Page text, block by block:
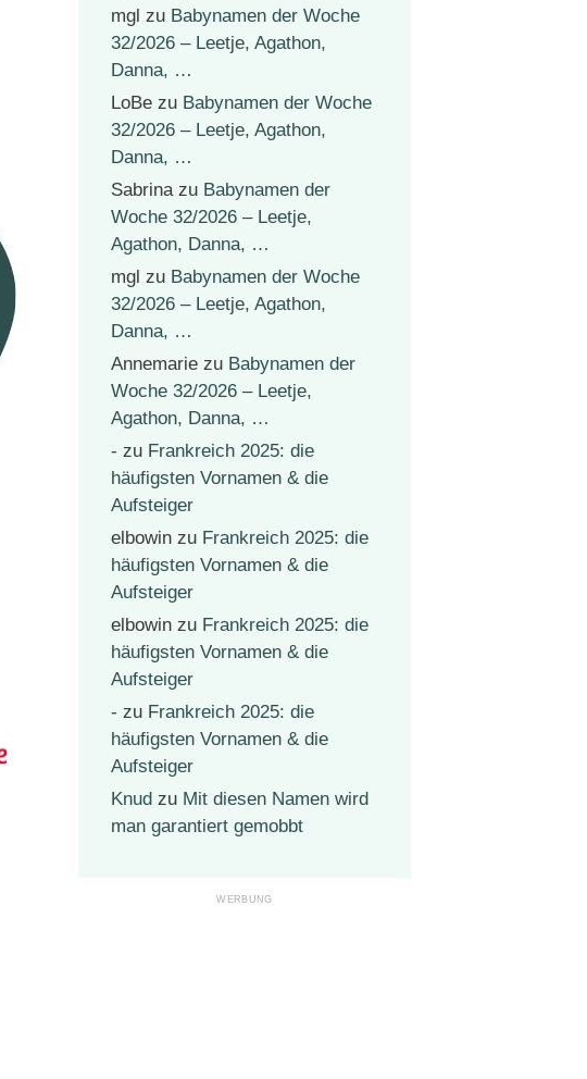
mgl zu Babynamen der Woche
32/2026 – Leetje, Agathon,
Danna, …
LoBe zu Babynamen der Woche
32/2026 – Leetje, Agathon,
Danna, …
Sabrinazu Babynamen der
Woche 32/2026 – Leetje,
Agathon, Danna, …
mgl zu Babynamen der Woche
32/2026 – Leetje, Agathon,
Danna, …
Annemarie zu Babynamen der
Woche 32/2026 – Leetje,
Agathon, Danna, …
- zu Frankreich 2025: die
häufigsten Vornamen & die
Aufsteiger
elbowin zu Frankreich 2025: die
häufigsten Vornamen & die
Aufsteiger
elbowin zu Frankreich 2025: die
häufigsten Vornamen & die
Aufsteiger
- zu Frankreich 2025: die
häufigsten Vornamen & die
Aufsteiger
Knud zu Mit diesen Namen wird
man garantiert gemobbt